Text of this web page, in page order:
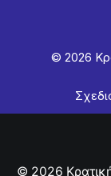
© 2026
© 2026